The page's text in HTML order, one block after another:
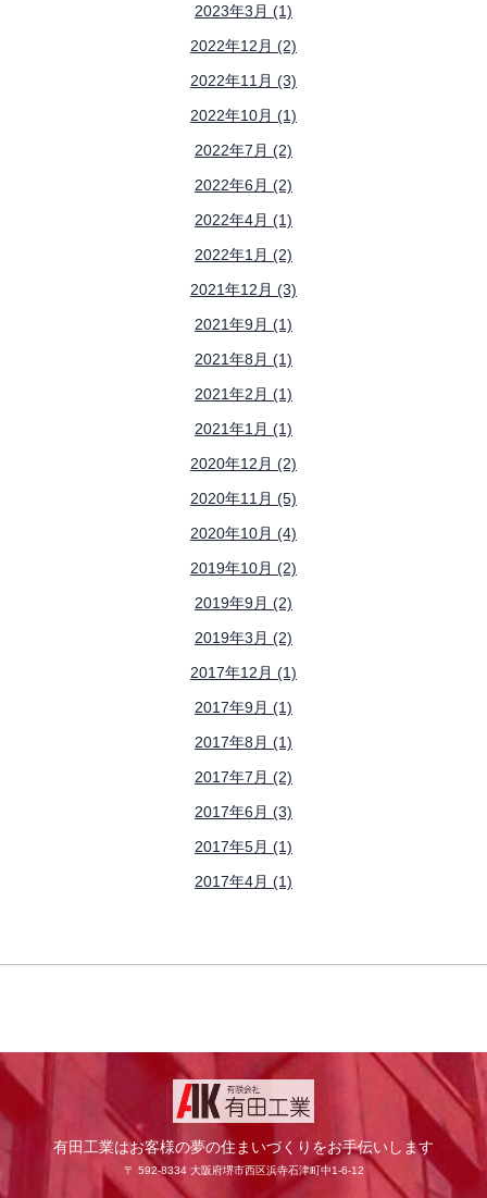
2023年3月 (1)
2022年12月 (2)
2022年11月 (3)
2022年10月 (1)
2022年7月 (2)
2022年6月 (2)
2022年4月 (1)
2022年1月 (2)
2021年12月 (3)
2021年9月 (1)
2021年8月 (1)
2021年2月 (1)
2021年1月 (1)
2020年12月 (2)
2020年11月 (5)
2020年10月 (4)
2019年10月 (2)
2019年9月 (2)
2019年3月 (2)
2017年12月 (1)
2017年9月 (1)
2017年8月 (1)
2017年7月 (2)
2017年6月 (3)
2017年5月 (1)
2017年4月 (1)
有田工業はお客様の夢の住まいづくりをお手伝いします
〒 592-8334 大阪府堺市西区浜寺石津町中1-6-12